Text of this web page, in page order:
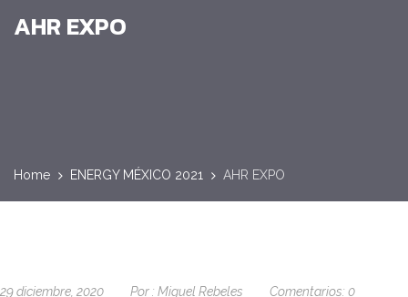
AHR EXPO
Home ENERGY MÉXICO 2021 AHR EXPO
29 diciembre, 2020 Por : Miguel Rebeles Comentarios: 0